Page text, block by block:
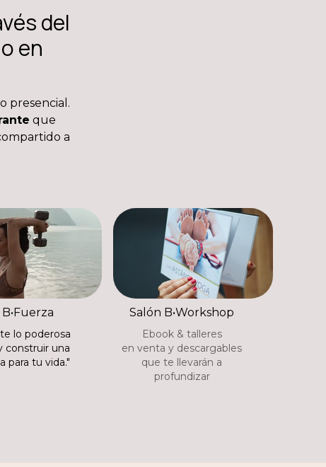
del
en
presencial.
que
a
lo poderosa
construir una
para tu vida."
Salón B•Workshop
Ebook & talleres
en venta y descargables
que te llevarán a
profundizar